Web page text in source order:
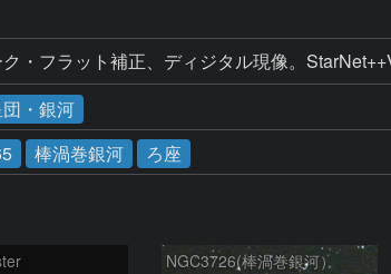
・フラット補正、ディジタル現像。
・銀河
棒渦巻銀河 ろ座
NGC3726(棒渦巻銀河）